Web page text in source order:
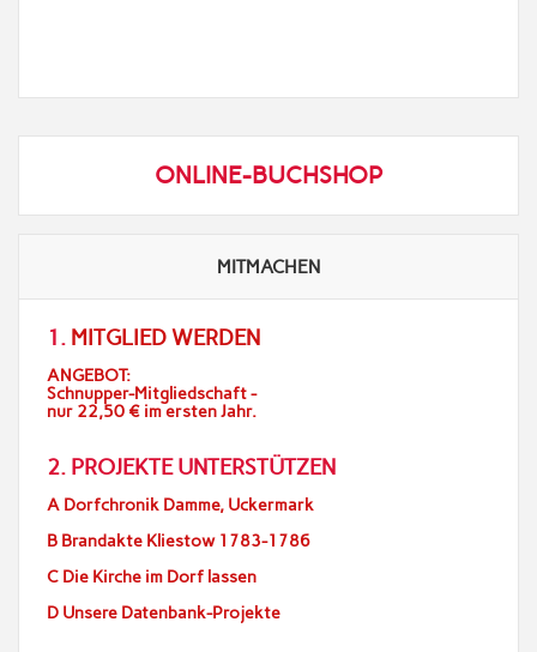
ONLINE-BUCHSHOP
MITMACHEN
1. MITGLIED WERDEN
ANGEBOT:
Schnupper-Mitgliedschaft -
nur 22,50 € im ersten Jahr.
2. PROJEKTE UNTERSTÜTZEN
A Dorfchronik Damme, Uckermark
B Brandakte Kliestow 1783-1786
C Die Kirche im Dorf lassen
D Unsere Datenbank-Projekte